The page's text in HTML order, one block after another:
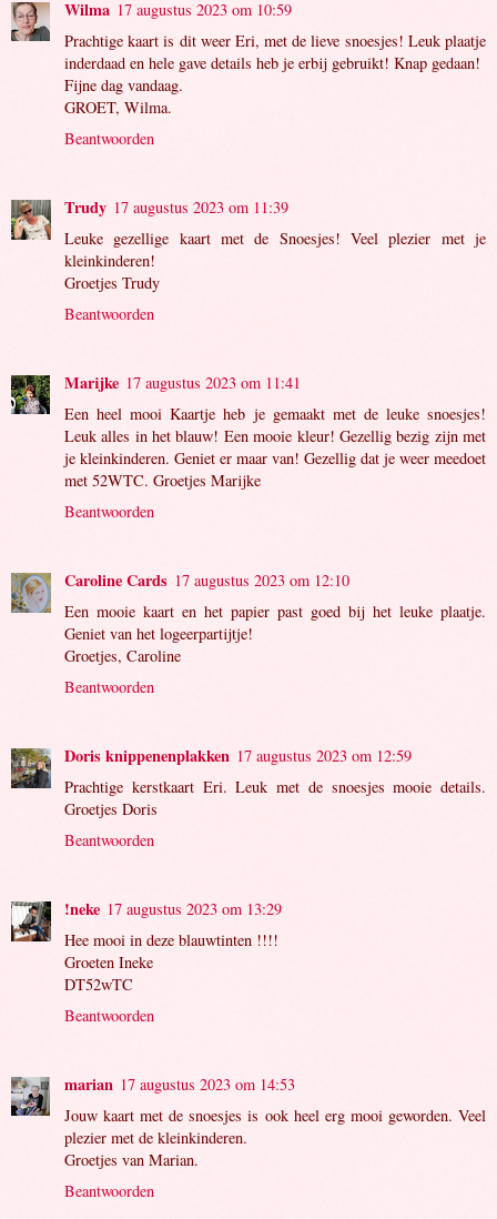
Wilma 17 augustus 2023 om 10:59
Prachtige kaart is dit weer Eri, met de lieve snoesjes! Leuk plaatje
inderdaad en hele gave details heb je erbij gebruikt! Knap gedaan!
Fijne dag vandaag.
GROET, Wilma.
Beantwoorden
Trudy 17 augustus 2023 om 11:39
Leuke gezellige kaart met de Snoesjes! Veel plezier met je
kleinkinderen!
Groetjes Trudy
Beantwoorden
Marijke 17 augustus 2023 om 11:41
Een heel mooi Kaartje heb je gemaakt met de leuke snoesjes!
Leuk alles in het blauw! Een mooie kleur! Gezellig bezig zijn met
je kleinkinderen. Geniet er maar van! Gezellig dat je weer meedoet
met 52WTC. Groetjes Marijke
Beantwoorden
Caroline Cards 17 augustus 2023 om 12:10
Een mooie kaart en het papier past goed bij het leuke plaatje.
Geniet van het logeerpartijtje!
Groetjes, Caroline
Beantwoorden
Doris knippenenplakken 17 augustus 2023 om 12:59
Prachtige kerstkaart Eri. Leuk met de snoesjes mooie details.
Groetjes Doris
Beantwoorden
!neke 17 augustus 2023 om 13:29
Hee mooi in deze blauwtinten !!!!
Groeten Ineke
DT52wTC
Beantwoorden
marian 17 augustus 2023 om 14:53
Jouw kaart met de snoesjes is ook heel erg mooi geworden. Veel
plezier met de kleinkinderen.
Groetjes van Marian.
Beantwoorden